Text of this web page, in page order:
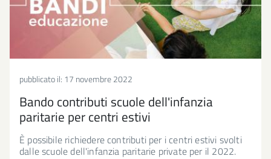
pubblicato il: 17 novembre 2022
Bando contributi scuole dell'infanzia
paritarie per centri estivi
È possibile richiedere contributi per i centri estivi svolti
dalle scuole dell'infanzia paritarie private per il 2022.